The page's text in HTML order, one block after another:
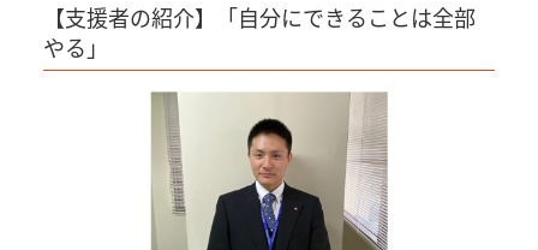
【支援者の紹介】「自分にできることは全部
やる」